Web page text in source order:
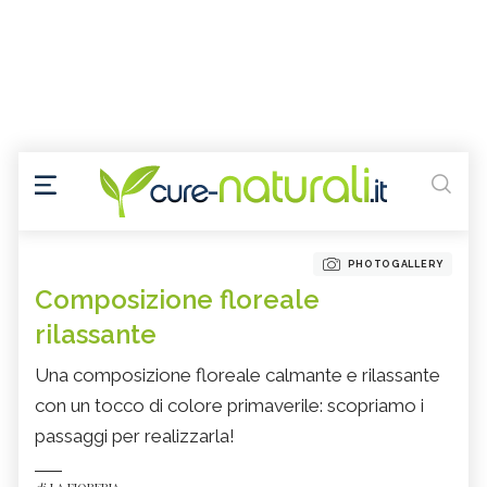
PHOTOGALLERY
Composizione floreale
rilassante
Una composizione floreale calmante e rilassante
con un tocco di colore primaverile: scopriamo i
passaggi per realizzarla!